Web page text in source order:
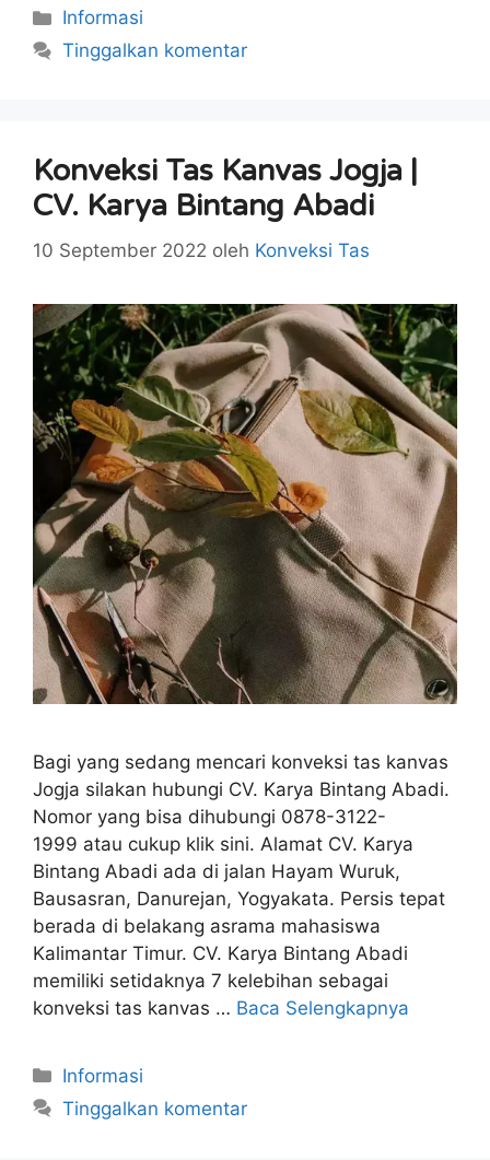
Kategori
Informasi
Tinggalkan komentar
Konveksi Tas Kanvas Jogja |
CV. Karya Bintang Abadi
10 September 2022 oleh Konveksi Tas
Bagi yang sedang mencari konveksi tas kanvas
Jogja silakan hubungi CV. Karya Bintang Abadi.
Nomor yang bisa dihubungi 0878-3122-
1999 atau cukup klik sini. Alamat CV. Karya
Bintang Abadi ada di jalan Hayam Wuruk,
Bausasran, Danurejan, Yogyakata. Persis tepat
berada di belakang asrama mahasiswa
Kalimantar Timur. CV. Karya Bintang Abadi
memiliki setidaknya 7 kelebihan sebagai
konveksi tas kanvas … Baca Selengkapnya
Kategori
Informasi
Tinggalkan komentar